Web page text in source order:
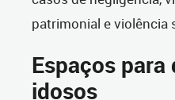
patrimonial e violência
Espaços
idosos